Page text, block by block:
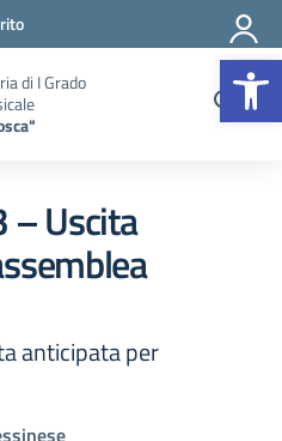
di I Grado
– Uscita
anticipata per